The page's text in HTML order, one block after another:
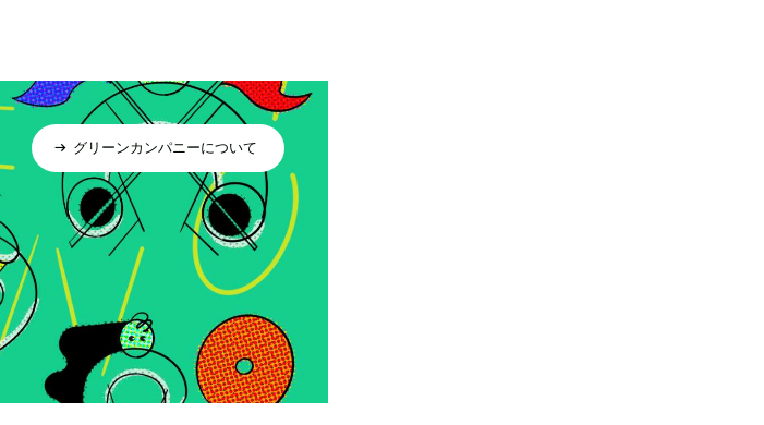
グリーンカンパニーについて